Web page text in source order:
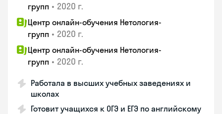
групп • 2020 г.
Центр онлайн-обучения Нетология-
групп • 2020 г.
Центр онлайн-обучения Нетология-
групп • 2020 г.
Работала в высших учебных заведениях и
школах
Готовит учащихся к ОГЭ и ЕГЭ по английскому